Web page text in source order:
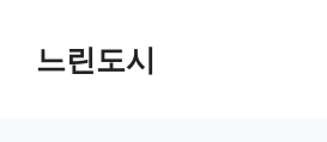
느린도시